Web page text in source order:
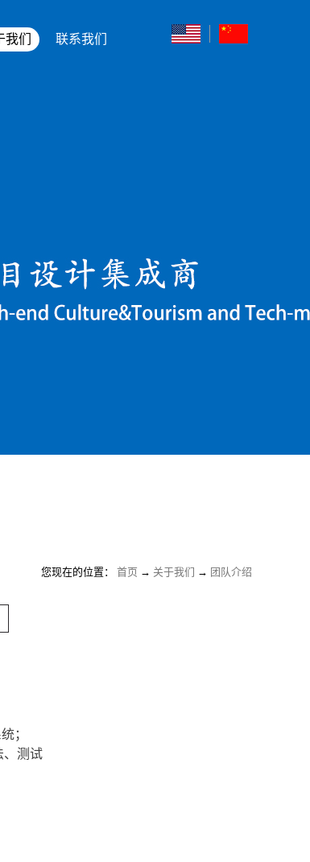
我们 联系我们
您现在的位置： 首页 → 关于我们 → 团队介绍
；
、测试